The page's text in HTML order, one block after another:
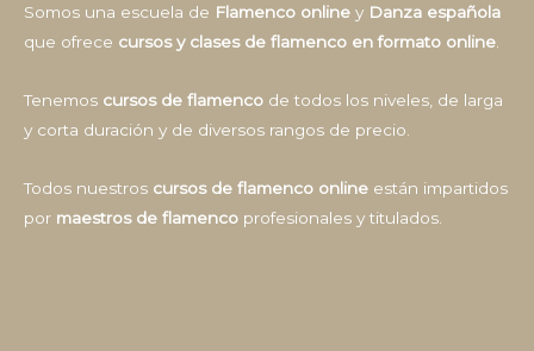
Somos una escuela de Flamenco online y Danza española
que ofrece cursos y clases de flamenco en formato online
Tenemos cursos de flamenco de todos los niveles, de larga
y corta duración y de diversos rangos de precio.
Todos nuestros cursos de flamenco online están impartidos
por maestros de flamenco profesionales y titulados.